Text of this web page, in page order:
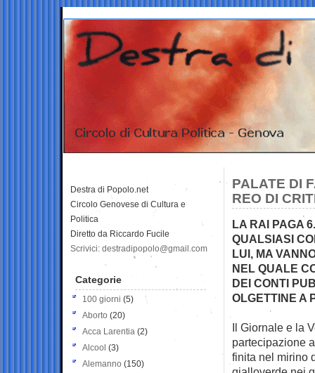
PALATE DI
REO DI
LA RAI PAGA
QUALSIASI
LUI, MA
NEL QUALE
DEI CONTI
OLGETTINE A
Il Giornale e la
partecipazione
finita nel mirino
Destra di Popolo.net
Circolo Genovese di Cultura e
Politica
Diretto da Riccardo Fucile
Scrivici: destradipopolo@gmail.com
Categorie
100 giorni (5)
Aborto (20)
Acca Larentia (2)
Alcool (3)
Alemanno (150)